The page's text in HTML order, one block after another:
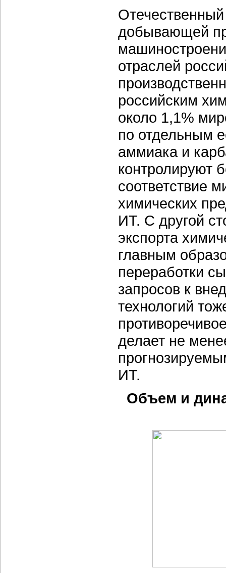
добывающей
отраслей
российским
около 1,1%
по отдельным
аммиака и
контролируют
соответствие
химических
ИТ. С другой
экспорта
главным
переработки
запросов к
технологий
делает не
ИТ.
Объем и